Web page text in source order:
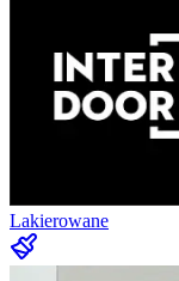
Lakierowane